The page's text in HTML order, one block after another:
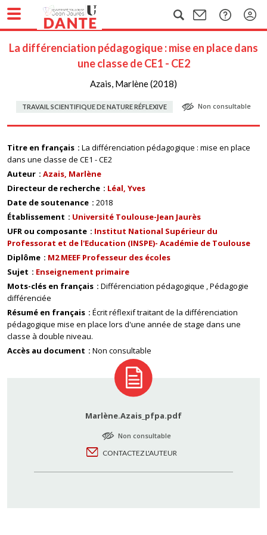
La différenciation pédagogique : mise en place dans
une classe de CE1 - CE2
Azais, Marlène (2018)
TRAVAIL SCIENTIFIQUE DE NATURE RÉFLEXIVE Non consultable
Titre en français
La différenciation pédagogique : mise en place
dans une classe de CE1 - CE2
Auteur
Azais, Marlène
Directeur de recherche
Léal, Yves
Date de soutenance
2018
Établissement
Université Toulouse-Jean Jaurès
UFR ou composante
Institut National Supérieur du
Professorat et de l'Education (INSPE)- Académie de Toulouse
Diplôme
M2 MEEF Professeur des écoles
Sujet
Enseignement primaire
Mots-clés en français
Différenciation pédagogique Pédagogie
différenciée
Résumé en français
Écrit réflexif traitant de la différenciation
pédagogique mise en place lors d'une année de stage dans une
classe à double niveau.
Accès au document
Non consultable
Marlène.Azais_pfpa.pdf
Non consultable
CONTACTEZ L'AUTEUR